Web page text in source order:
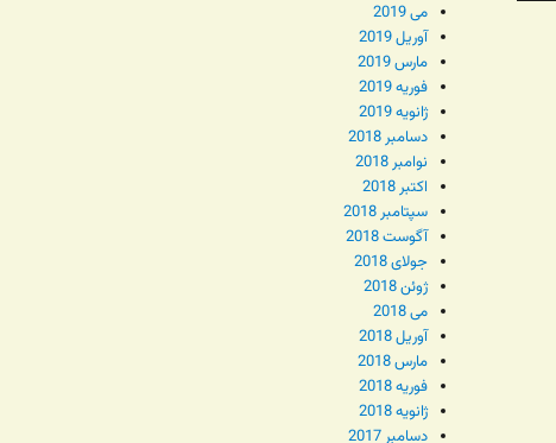
می 2019
آوریل 2019
مارس 2019
فوریه 2019
ژانویه 2019
دسامبر 2018
نوامبر 2018
اکتبر 2018
سپتامبر 2018
آگوست 2018
جولای 2018
ژوئن 2018
می 2018
آوریل 2018
مارس 2018
فوریه 2018
ژانویه 2018
دسامبر 2017